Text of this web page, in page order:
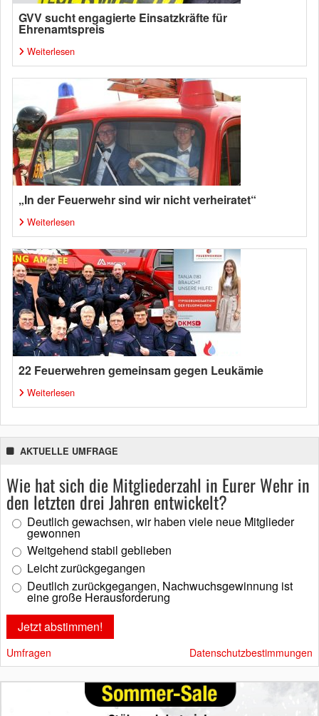
GVV sucht engagierte Einsatzkräfte für
Ehrenamtspreis
Weiterlesen
„In der Feuerwehr sind wir nicht verheiratet“
Weiterlesen
22 Feuerwehren gemeinsam gegen Leukämie
Weiterlesen
AKTUELLE UMFRAGE
Wie hat sich die Mitgliederzahl in Eurer Wehr in
den letzten drei Jahren entwickelt?
Deutlich gewachsen, wir haben viele neue Mitglieder
gewonnen
Weitgehend stabil geblieben
Leicht zurückgegangen
Deutlich zurückgegangen, Nachwuchsgewinnung ist
eine große Herausforderung
Umfragen Datenschutzbestimmungen